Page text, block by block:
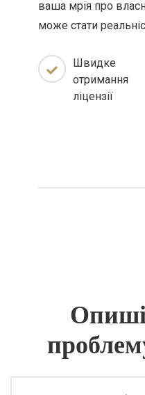
ваша мрія про
може стати
Швидке
отримання
ліцензії